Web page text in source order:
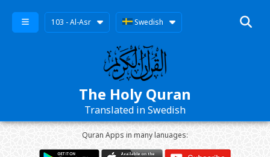
103 - Al-Asr Swedish
The Holy Quran
Translated in Swedish
Quran Apps in many lanuages: